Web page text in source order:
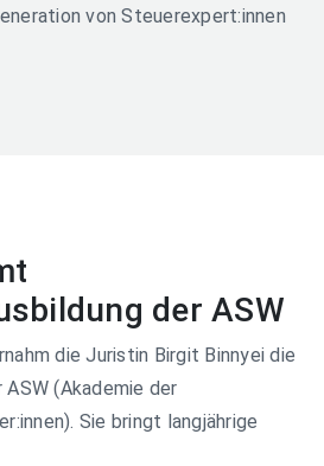
von Steuerexpert:innen
der ASW
die Juristin Birgit Binnyei die
(Akademie der
Sie bringt langjährige